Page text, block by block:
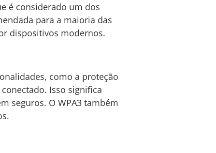
é considerado um dos
para a maioria das
dispositivos modernos.
como a proteção
Isso significa
seguros. O WPA3 também